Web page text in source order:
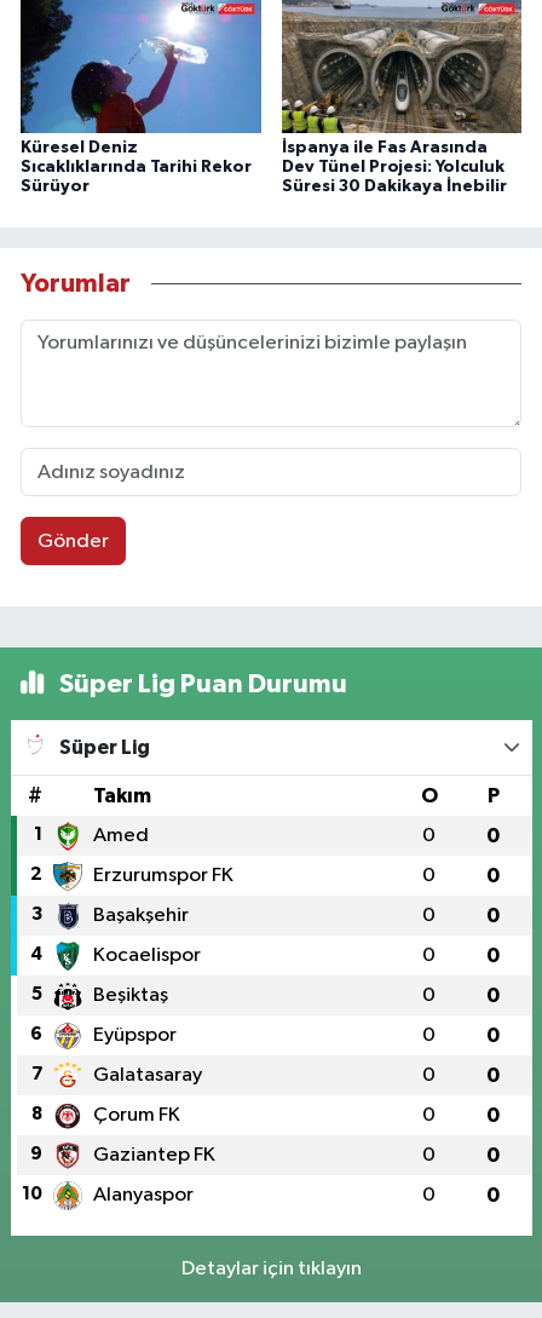
Küresel Deniz
Sıcaklıklarında Tarihi Rekor
Sürüyor
İspanya ile Fas Arasında
Dev Tünel Projesi: Yolculuk
Süresi 30 Dakikaya İnebilir
Yorumlar
Gönder
Süper Lig Puan Durumu
Süper Lig
# Takım O P
1 Amed 0 0
2 Erzurumspor FK 0 0
3 Başakşehir 0 0
4 Kocaelispor 0 0
5 Beşiktaş 0 0
6 Eyüpspor 0 0
7 Galatasaray 0 0
8 Çorum FK 0 0
9 Gaziantep FK 0 0
10 Alanyaspor 0 0
Detaylar için tıklayın